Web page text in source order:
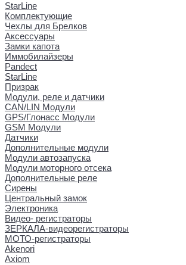
StarLine
Комплектующие
Чехлы для Брелков
Аксессуары
Замки капота
Иммобилайзеры
Pandect
StarLine
Призрак
Модули, реле и датчики
CAN/LIN Модули
GPS/Глонасс Модули
GSM Модули
Датчики
Дополнительные модули
Модули автозапуска
Модули моторного отсека
Дополнительные реле
Сирены
Центральный замок
Электроника
Видео- регистраторы
ЗЕРКАЛА-видеорегистраторы
МОТО-регистраторы
Akenori
Axiom